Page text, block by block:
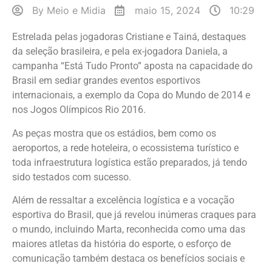
By Meio e Midia maio 15, 2024 10:29
Estrelada pelas jogadoras Cristiane e Tainá, destaques
da seleção brasileira, e pela ex-jogadora Daniela, a
campanha “Está Tudo Pronto” aposta na capacidade do
Brasil em sediar grandes eventos esportivos
internacionais, a exemplo da Copa do Mundo de 2014 e
nos Jogos Olímpicos Rio 2016.
As peças mostra que os estádios, bem como os
aeroportos, a rede hoteleira, o ecossistema turístico e
toda infraestrutura logística estão preparados, já tendo
sido testados com sucesso.
Além de ressaltar a excelência logística e a vocação
esportiva do Brasil, que já revelou inúmeras craques para
o mundo, incluindo Marta, reconhecida como uma das
maiores atletas da história do esporte, o esforço de
comunicação também destaca os benefícios sociais e